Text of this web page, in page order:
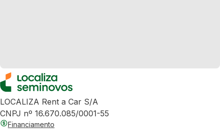
LOCALIZA Rent a Car S/A
CNPJ nº 16.670.085/0001-55
Financiamento